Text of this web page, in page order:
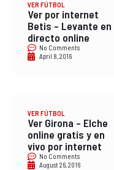
VER FÚTBOL
Ver por internet
Betis – Levante en
directo online
No Comments
April 8, 2016
VER FÚTBOL
Ver Girona – Elche
online gratis y en
vivo por internet
No Comments
August 26, 2016